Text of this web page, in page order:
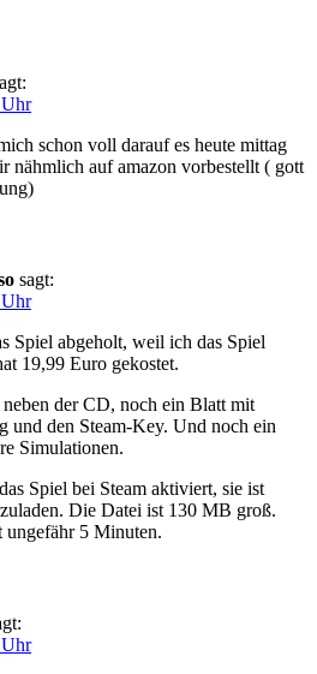
schon voll darauf es heute mittag
nähmlich auf amazon vorbestellt ( gott
sagt:
Spiel abgeholt, weil ich das Spiel
19,99 Euro gekostet.
der CD, noch ein Blatt mit
und den Steam-Key. Und noch ein
Simulationen.
Spiel bei Steam aktiviert, sie ist
Die Datei ist 130 MB groß.
5 Minuten.